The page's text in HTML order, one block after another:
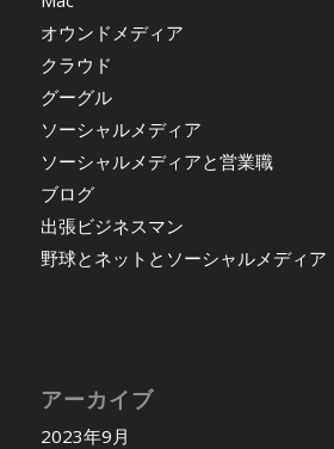
オウンドメディア
クラウド
グーグル
ソーシャルメディア
ソーシャルメディアと営業職
ブログ
出張ビジネスマン
野球とネットとソーシャルメディア
アーカイブ
2023年9月